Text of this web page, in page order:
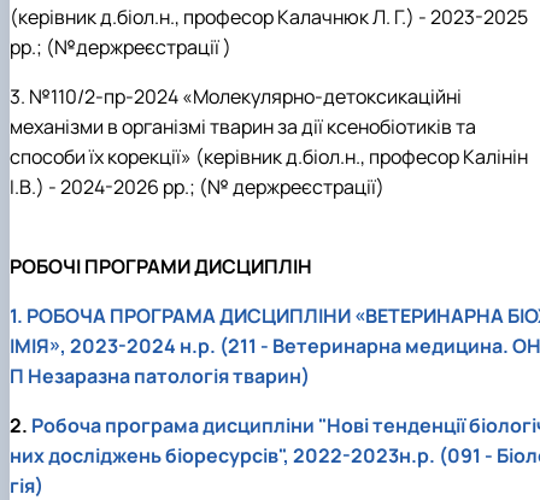
(керівник д.біол.н., професор Калачнюк Л. Г.) - 2023-2025
рр.; (№держреєстрації )
3. №110/2-пр-2024 «Молекулярно-детоксикаційні
механізми в організмі тварин за дії ксенобіотиків та
способи їх корекції» (керівник д.біол.н., професор Калінін
І.В.) - 2024-2026 рр.; (№ держреєстрації)
РОБОЧІ ПРОГРАМИ ДИСЦИПЛІН
1. РОБОЧА ПРОГРАМА ДИСЦИПЛІНИ «ВЕТЕРИНАРНА
ІМІЯ», 2023-2024 н.р. (211 - Ветеринарна медицина. ОН
П Незаразна патологія тварин)
2. Робоча програма дисципліни "Нові тенденції
них досліджень біоресурсів", 2022-2023н.р. (091 -
гія)